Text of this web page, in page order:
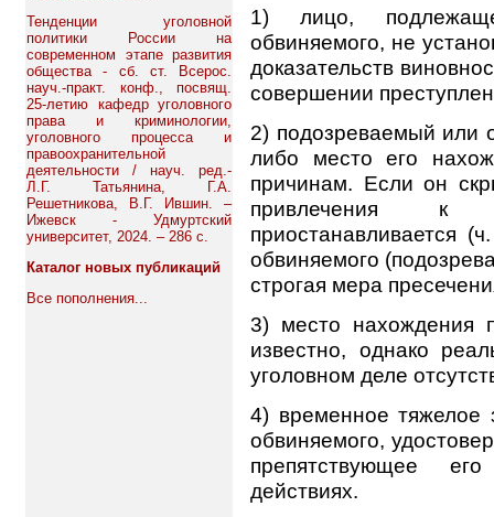
Тенденции уголовной
политики России на
современном этапе развития
общества - сб. ст. Всерос.
науч.-практ. конф., посвящ.
25-летию кафедр уголовного
права и криминологии,
уголовного процесса и
правоохранительной
деятельности / науч. ред.-
Л.Г. Татьянина, Г.А.
Решетникова, В.Г. Ившин. –
Ижевск - Удмуртский
университет, 2024. – 286 с.
Каталог новых публикаций
Все пополнения...
1) лицо,
обвиняемого, не
доказательств
совершении
2) подозреваемый или
либо место его
причинам. Если он
привлечения к
приостанавливается
обвиняемого
строгая мера
3) место нахождения
известно, однако
уголовном деле
4) временное тяжелое
обвиняемого,
препятствующее
действиях.